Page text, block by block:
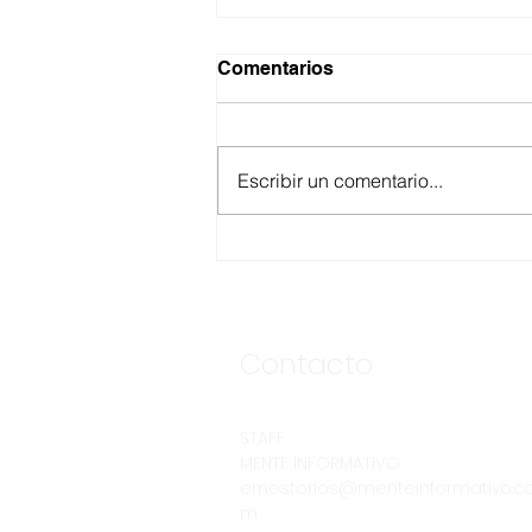
Comentarios
Escribir un comentario...